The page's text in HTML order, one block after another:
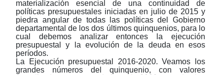
materialización esencial de una continuidad de
políticas presupuestales iniciadas en julio de 2015 y
piedra angular de todas las políticas del Gobierno
departamental de los dos últimos quinquenios, para lo
cual debemos analizar entonces la ejecución
presupuestal y la evolución de la deuda en esos
períodos.
La Ejecución presupuestal 2016-2020. Veamos los
grandes números del quinquenio, con valores